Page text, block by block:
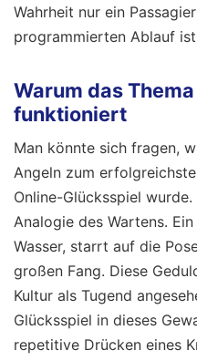
Wahrheit nur ein
programmierten Ablauf
Warum das
funktioniert
Man könnte sich fragen,
Angeln zum
Online-Glücksspiel
Analogie des Wartens.
Wasser, starrt auf die
großen Fang. Diese
Kultur als Tugend
Glücksspiel in dieses
repetitive Drücken eines